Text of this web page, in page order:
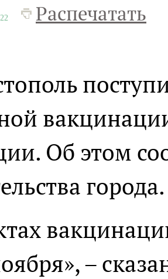
Распечатать
Об этом
города.
–